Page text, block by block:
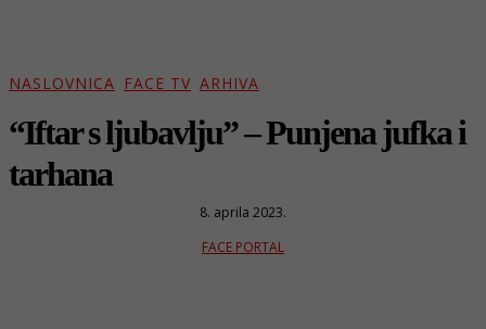
NASLOVNICA FACE TV ARHIVA
“Iftar s ljubavlju” – Punjena jufka i
tarhana
8. aprila 2023.
FACE PORTAL